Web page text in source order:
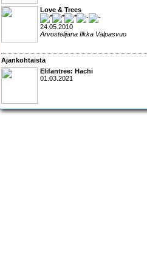
Love & Trees
24.05.2010
Arvostelijana Ilkka Valpasvuo
Ajankohtaista
Elifantree: Hachi
01.03.2021